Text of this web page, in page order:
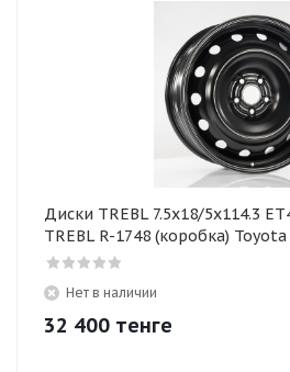
Диски TREBL 7.5x18/5x114.3
TREBL R-1748 (коробка) Toyota
Нет в наличии
32 400 тенге